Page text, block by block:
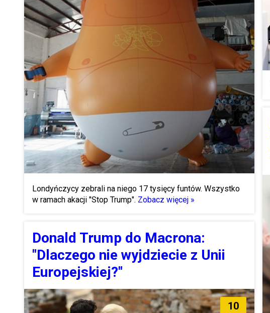
Londyńczycy zebrali na niego 17 tysięcy funtów. Wszystko
w ramach akacji "Stop Trump". Zobacz więcej »
Donald Trump do Macrona:
"Dlaczego nie wyjdziecie z Unii
Europejskiej?"
10